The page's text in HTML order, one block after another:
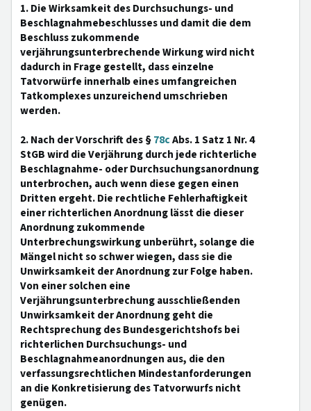
1. Die Wirksamkeit des Durchsuchungs- und
Beschlagnahmebeschlusses und damit die dem
Beschluss zukommende
verjährungsunterbrechende Wirkung wird nicht
dadurch in Frage gestellt, dass einzelne
Tatvorwürfe innerhalb eines umfangreichen
Tatkomplexes unzureichend umschrieben
werden.
2. Nach der Vorschrift des §78cAbs. 1 Satz 1 Nr. 4
StGB wird die Verjährung durch jede richterliche
Beschlagnahme- oder Durchsuchungsanordnung
unterbrochen, auch wenn diese gegen einen
Dritten ergeht. Die rechtliche Fehlerhaftigkeit
einer richterlichen Anordnung lässt die dieser
Anordnung zukommende
Unterbrechungswirkung unberührt, solange die
Mängel nicht so schwer wiegen, dass sie die
Unwirksamkeit der Anordnung zur Folge haben.
Von einer solchen eine
Verjährungsunterbrechung ausschließenden
Unwirksamkeit der Anordnung geht die
Rechtsprechung des Bundesgerichtshofs bei
richterlichen Durchsuchungs- und
Beschlagnahmeanordnungen aus, die den
verfassungsrechtlichen Mindestanforderungen
an die Konkretisierung des Tatvorwurfs nicht
genügen.